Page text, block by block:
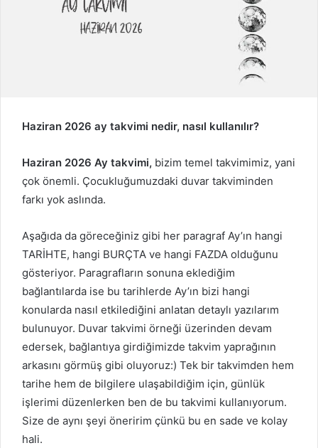
Haziran 2026 ay takvimi nedir, nasıl kullanılır?
Haziran 2026 Ay takvimi, bizim temel takvimimiz, yani
çok önemli. Çocukluğumuzdaki duvar takviminden
farkı yok aslında.
Aşağıda da göreceğiniz gibi her paragraf Ay’ın hangi
TARİHTE, hangi BURÇTA ve hangi FAZDA olduğunu
gösteriyor. Paragrafların sonuna eklediğim
bağlantılarda ise bu tarihlerde Ay’ın bizi hangi
konularda nasıl etkilediğini anlatan detaylı yazılarım
bulunuyor. Duvar takvimi örneği üzerinden devam
edersek, bağlantıya girdiğimizde takvim yaprağının
arkasını görmüş gibi oluyoruz:) Tek bir takvimden hem
tarihe hem de bilgilere ulaşabildiğim için, günlük
işlerimi düzenlerken ben de bu takvimi kullanıyorum.
Size de aynı şeyi öneririm çünkü bu en sade ve kolay
hali.